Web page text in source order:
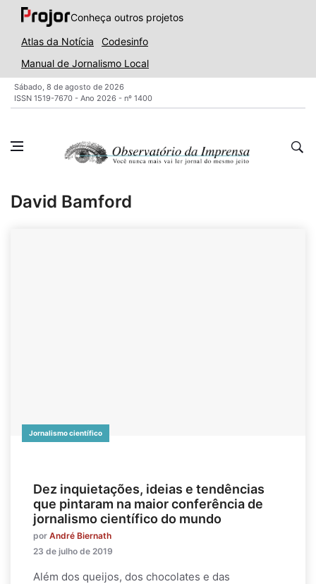
Conheça outros projetos
Atlas da Notícia
Codesinfo
Manual de Jornalismo Local
Sábado, 8 de agosto de 2026
ISSN 1519-7670 - Ano 2026 - nº 1400
David Bamford
Jornalismo científico
Dez inquietações, ideias e tendências
que pintaram na maior conferência de
jornalismo científico do mundo
por André Biernath
23 de julho de 2019
Além dos queijos, dos chocolates e das